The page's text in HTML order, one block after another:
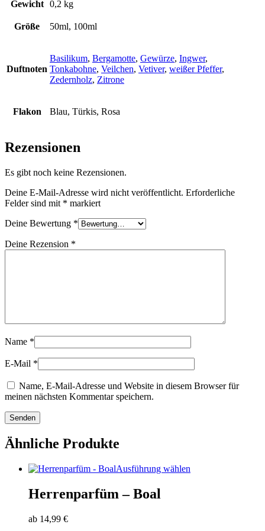
Gewicht 0,2 kg
Größe 50ml, 100ml
Duftnoten
Basilikum, Bergamotte, Gewürze, Ingwer,
Tonkabohne, Veilchen, Vetiver, weißer Pfeffer,
Zedernholz, Zitrone
Flakon Blau, Türkis, Rosa
Rezensionen
Es gibt noch keine Rezensionen.
Deine E-Mail-Adresse wird nicht veröffentlicht. Erforderliche
Felder sind mit * markiert
Deine Bewertung *
Deine Rezension *
Name *
E-Mail *
Name, E-Mail-Adresse und Website in diesem Browser für
meinen nächsten Kommentar speichern.
Ähnliche Produkte
Ausführung wählen
Herrenparfüm – Boal
ab 14,99 €